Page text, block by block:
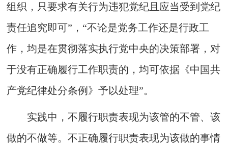
组织，只要求有关行为违犯党纪且应当受到党纪
责任追究即可”，“不论是党务工作还是行政工
作，均是在贯彻落实执行党中央的决策部署，对
于没有正确履行工作职责的，均可依据《中国共
产党纪律处分条例》予以处理”。
实践中，不履行职责表现为该管的不管、该
做的不做等。不正确履行职责表现为该做的事情